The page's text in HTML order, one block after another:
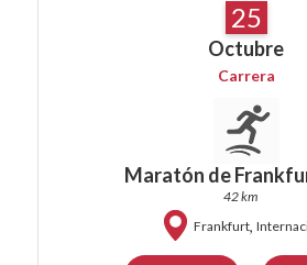
25
Octubre
Carrera
Maratón de
42 km
Frankfurt,